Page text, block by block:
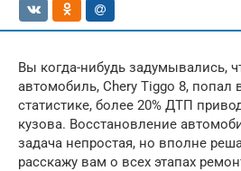
Вы когда-нибудь задумывались,
автомобиль, Chery Tiggo 8, попал
статистике, более 20% ДТП
кузова. Восстановление
задача непростая, но вполне
расскажу вам о всех этапах